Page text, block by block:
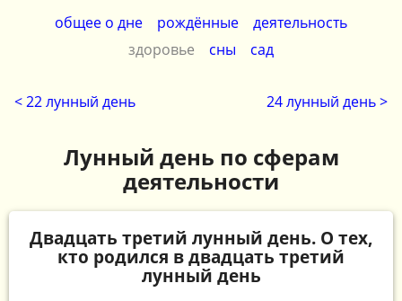
общее о дне
рождённые
деятельность
здоровье
сны сад
< 22 лунный день 24 лунный день >
Лунный день по сферам
деятельности
Двадцать третий лунный день. О тех,
кто родился в двадцать третий
лунный день